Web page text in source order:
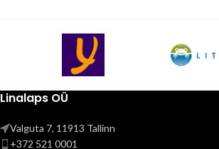
Linalaps OÜ
Valguta 7, 11913 Tallinn
+372 521 0001